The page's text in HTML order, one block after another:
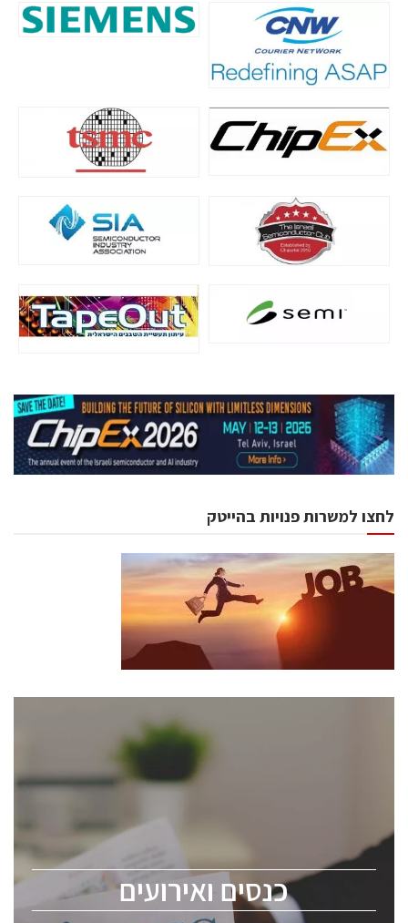
לחצו למשרות פנויות בהייטק
כנסים ואירועים
כנסים ואירועים
לכל העוסקים בתעשיית הסמיקונדקטור כולל מהנדסים,
ChipEx2026 will be held on May 12-13, 2026. The